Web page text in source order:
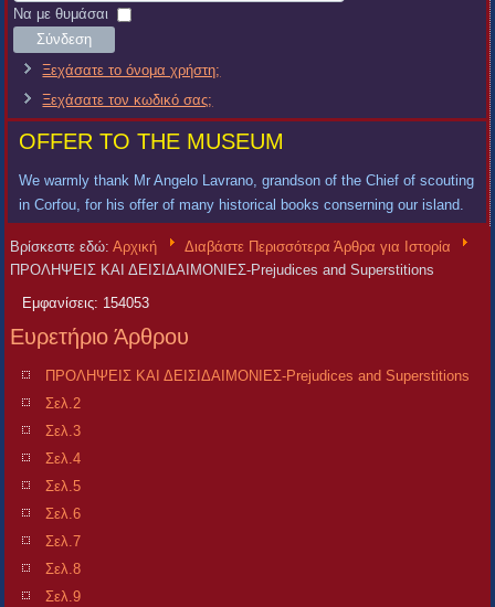
Χρήστη
Κωδικός
Να με θυμάσαι
Σύνδεση
Ξεχάσατε το όνομα χρήστη;
Ξεχάσατε τον κωδικό σας;
OFFER TO THE MUSEUM
We warmly thank Mr Angelo Lavrano, grandson of the Chief of scouting
in Corfou, for his offer of many historical books conserning our island.
Βρίσκεστε εδώ:Αρχική
Διαβάστε Περισσότερα Άρθρα για Ιστορία
ΠΡΟΛΗΨΕΙΣ ΚΑΙ ΔΕΙΣΙΔΑΙΜΟΝΙΕΣ-Prejudices and Superstitions
Εμφανίσεις: 154053
Ευρετήριο Άρθρου
ΠΡΟΛΗΨΕΙΣ ΚΑΙ ΔΕΙΣΙΔΑΙΜΟΝΙΕΣ-Prejudices and Superstitions
Σελ.2
Σελ.3
Σελ.4
Σελ.5
Σελ.6
Σελ.7
Σελ.8
Σελ.9